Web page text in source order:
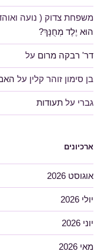
משפחת צדוק ( נועה
הוּא יֶלֶד מְחֻנָּךְ?
דר' רבקה מרום על
בן סימון זוהר קלין על
גברי על תעודות
ארכיונים
אוגוסט 2026
יולי 2026
יוני 2026
מאי 2026